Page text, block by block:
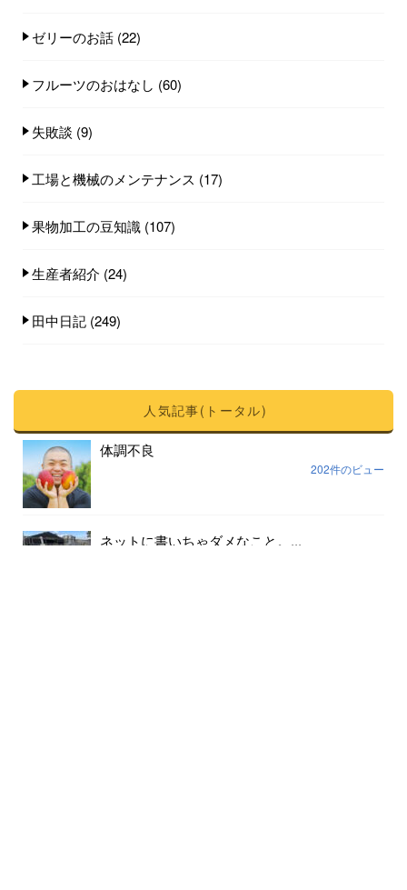
ゼリーのお話 (22)
フルーツのおはなし (60)
失敗談 (9)
工場と機械のメンテナンス (17)
果物加工の豆知識 (107)
生産者紹介 (24)
田中日記 (249)
人気記事(トータル)
体調不良
202件のビュー
ネットに書いちゃダメなこと。...